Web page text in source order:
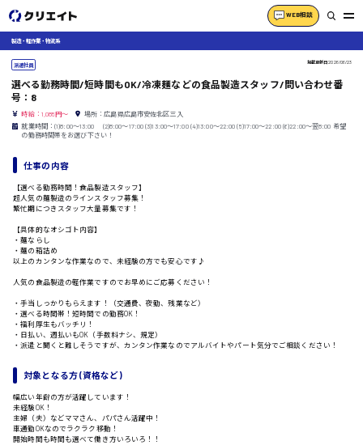
WEB相談
製造・軽作業・物流系
組立、加工
製造オペレーター
広島市中区
時給1200円～
製造・軽作業・物流系
派遣社員 掲載更新日2026/06/23
選べる勤務時間/短時間もOK/冷凍麺などの食品製造スタッフ/問い合わせ番
号：8
時給：1,085円～
場所：広島県広島市安佐北区三入
就業時間：(1)8:00〜13:00 (2)8:00〜17:00 (3)13:00〜17:00 (4)13:00〜22:00 (5)17:00〜22:00 (6)22:00〜翌8:00 希望
の勤務時間帯をお選び下さい！
仕事の内容
【選べる勤務時間！食品製造スタッフ】
超人気の麺製造のラインスタッフ募集！
繁忙期につきスタッフ大量募集です！
【具体的なオシゴト内容】
・麺ならし
・麺の箱詰め
以上のカンタンな作業なので、未経験の方でも安心です♪
人気の食品製造の軽作業ですのでお早めにご応募ください！
・手当しっかりもらえます！（交通費、夜勤、残業など）
・選べる時間帯！短時間での勤務OK！
・福利厚生もバッチリ！
・日払い、週払いもOK（手数料ナシ、規定）
・派遣と聞くと難しそうですが、カンタン作業なのでアルバイトやパート気分でご相談ください！
対象となる方 (資格など)
幅広い年齢の方が活躍しています！
未経験OK！
主婦（夫）などママさん、パパさん活躍中！
車通勤OKなのでラクラク移動！
開始時間も時間も選べて働き方いろいろ！！